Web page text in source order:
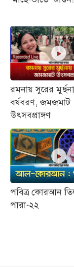
রমনায় সুরের
বর্ষবরণ, জমজমাট
উৎসবপ্রাঙ্গণ
পবিত্র কোরআন
পারা-২২